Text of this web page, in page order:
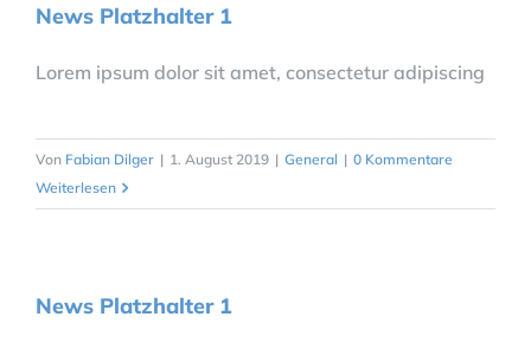
News Platzhalter 1
Lorem ipsum dolor sit amet, consectetur adipiscing
Von Fabian Dilger | 1. August 2019 | General | 0 Kommentare
Weiterlesen
News Platzhalter 1